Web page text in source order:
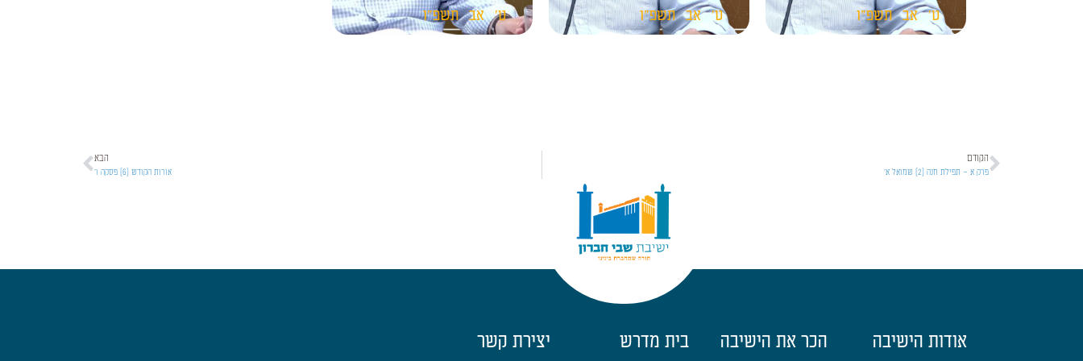
ט' אב תשפ"ו ט' אב תשפ"ו ט' אב תשפ"ו
הקודם
פרק א – תפילת חנה [2] שמואל א'
הבא
אורות הקודש [6] פסקה ו'
אודות הישיבה הכר את הישיבה בית מדרש יצירת קשר